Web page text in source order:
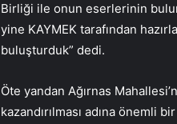
Birliği ile onun eserlerinin
yine KAYMEK tarafından
buluşturduk” dedi.
Öte yandan Ağırnas
kazandırılması adına önemli